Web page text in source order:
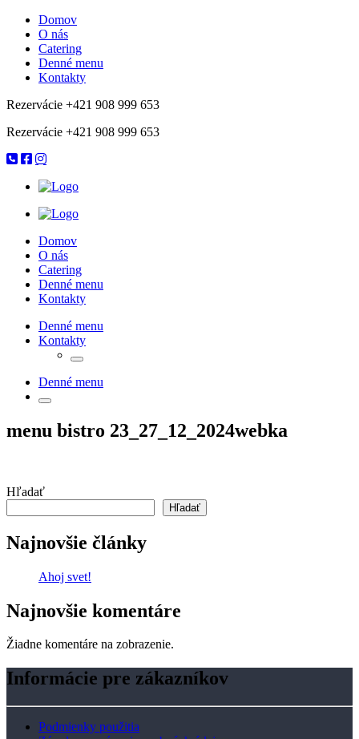
Domov
O nás
Catering
Denné menu
Kontakty
Rezervácie +421 908 999 653
Rezervácie +421 908 999 653
Domov
O nás
Catering
Denné menu
Kontakty
Denné menu
Kontakty
Denné menu
menu bistro 23_27_12_2024webka
Hľadať
Hľadať
Najnovšie články
Ahoj svet!
Najnovšie komentáre
Žiadne komentáre na zobrazenie.
Informácie pre zákazníkov
Podmienky použitia